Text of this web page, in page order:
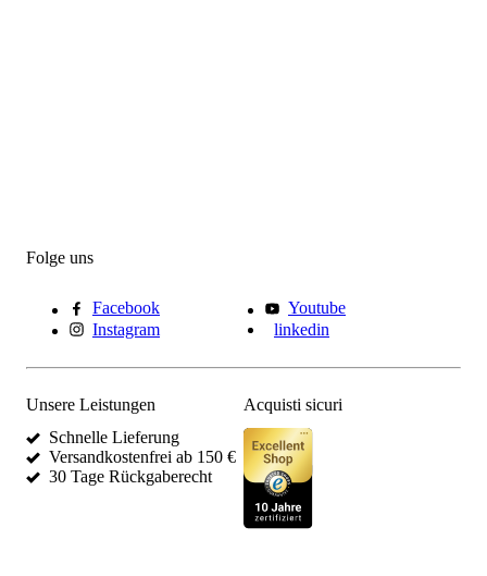
Folge uns
Facebook
Youtube
Instagram
linkedin
Unsere Leistungen
Schnelle Lieferung
Versandkostenfrei ab 150 €
30 Tage Rückgaberecht
Acquisti sicuri